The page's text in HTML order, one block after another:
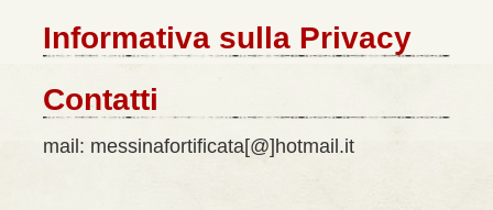
Informativa sulla Privacy
Contatti
mail: messinafortificata[@]hotmail.it